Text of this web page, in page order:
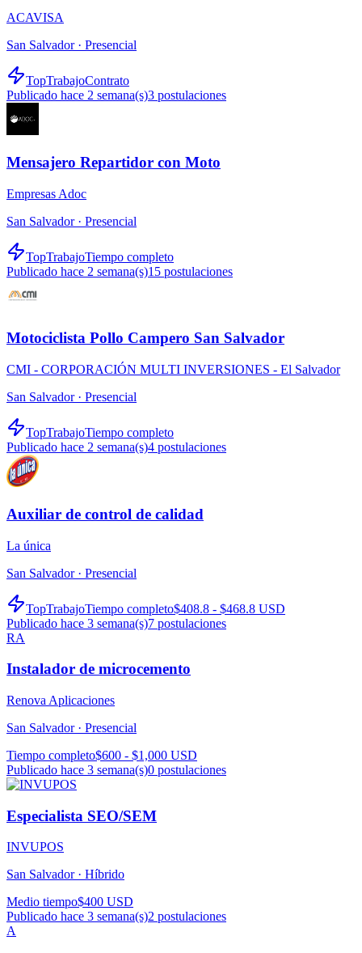
ACAVISA
San Salvador · Presencial
TopTrabajoContrato
Publicado hace 2 semana(s)3 postulaciones
Mensajero Repartidor con Moto
Empresas Adoc
San Salvador · Presencial
TopTrabajoTiempo completo
Publicado hace 2 semana(s)15 postulaciones
Motociclista Pollo Campero San Salvador
CMI - CORPORACIÓN MULTI INVERSIONES - El Salvador
San Salvador · Presencial
TopTrabajoTiempo completo
Publicado hace 2 semana(s)4 postulaciones
Auxiliar de control de calidad
La única
San Salvador · Presencial
TopTrabajoTiempo completo$408.8 - $468.8 USD
Publicado hace 3 semana(s)7 postulaciones
RA
Instalador de microcemento
Renova Aplicaciones
San Salvador · Presencial
Tiempo completo$600 - $1,000 USD
Publicado hace 3 semana(s)0 postulaciones
Especialista SEO/SEM
INVUPOS
San Salvador · Híbrido
Medio tiempo$400 USD
Publicado hace 3 semana(s)2 postulaciones
A